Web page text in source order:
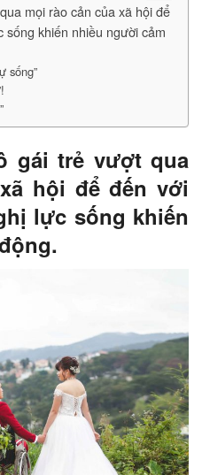
mọi rào cản của xã hội để
khiến nhiều người cảm
sống”
gái trẻ vượt qua
hội để đến với
lực sống khiến